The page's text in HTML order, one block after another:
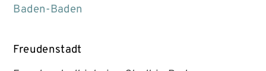
Baden-Baden
Freudenstadt